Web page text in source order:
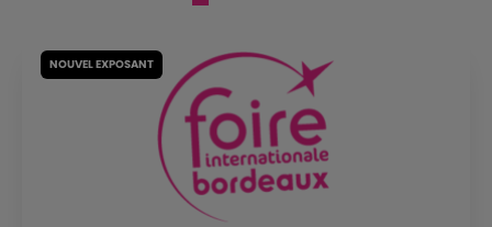
NOUVEL EXPOSANT